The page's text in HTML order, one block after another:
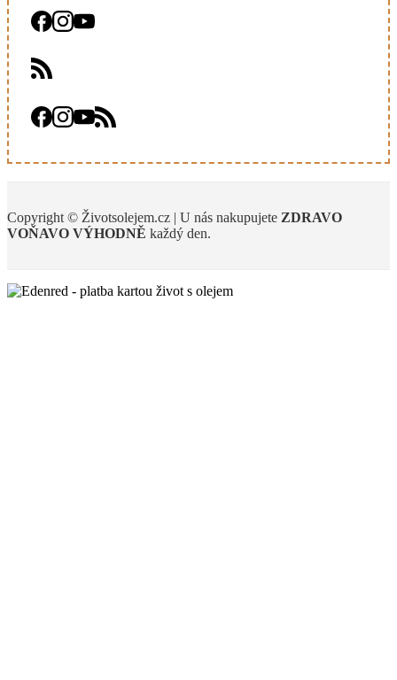
Copyright © Životsolejem.cz | U nás nakupujete ZDRAVO
VOŇAVO VÝHODNĚ každý den.